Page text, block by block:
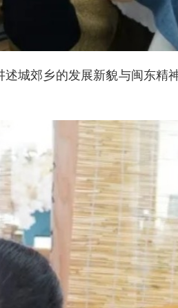
城郊乡的发展新貌与闽东